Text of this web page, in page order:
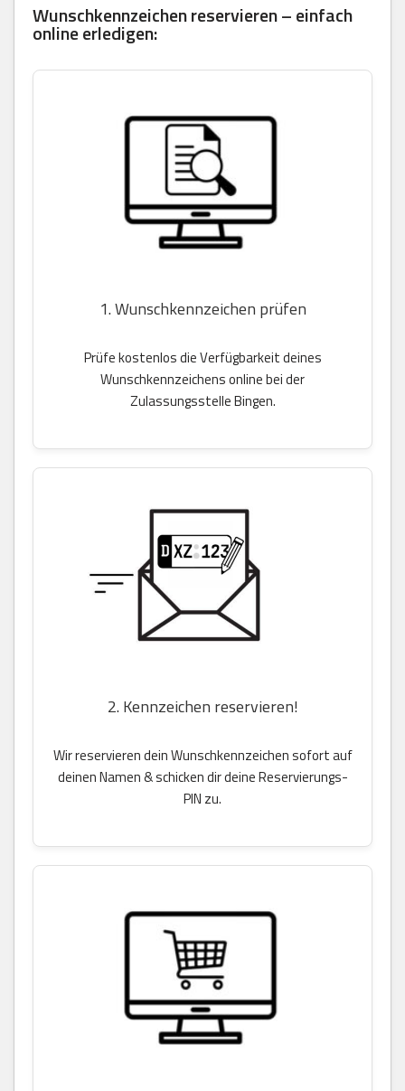
Wunschkennzeichen reservieren – einfach
online erledigen:
1. Wunschkennzeichen prüfen
Prüfe kostenlos die Verfügbarkeit deines
Wunschkennzeichens online bei der
Zulassungsstelle Bingen.
2. Kennzeichen reservieren!
Wir reservieren dein Wunschkennzeichen sofort auf
deinen Namen & schicken dir deine Reservierungs-
PIN zu.